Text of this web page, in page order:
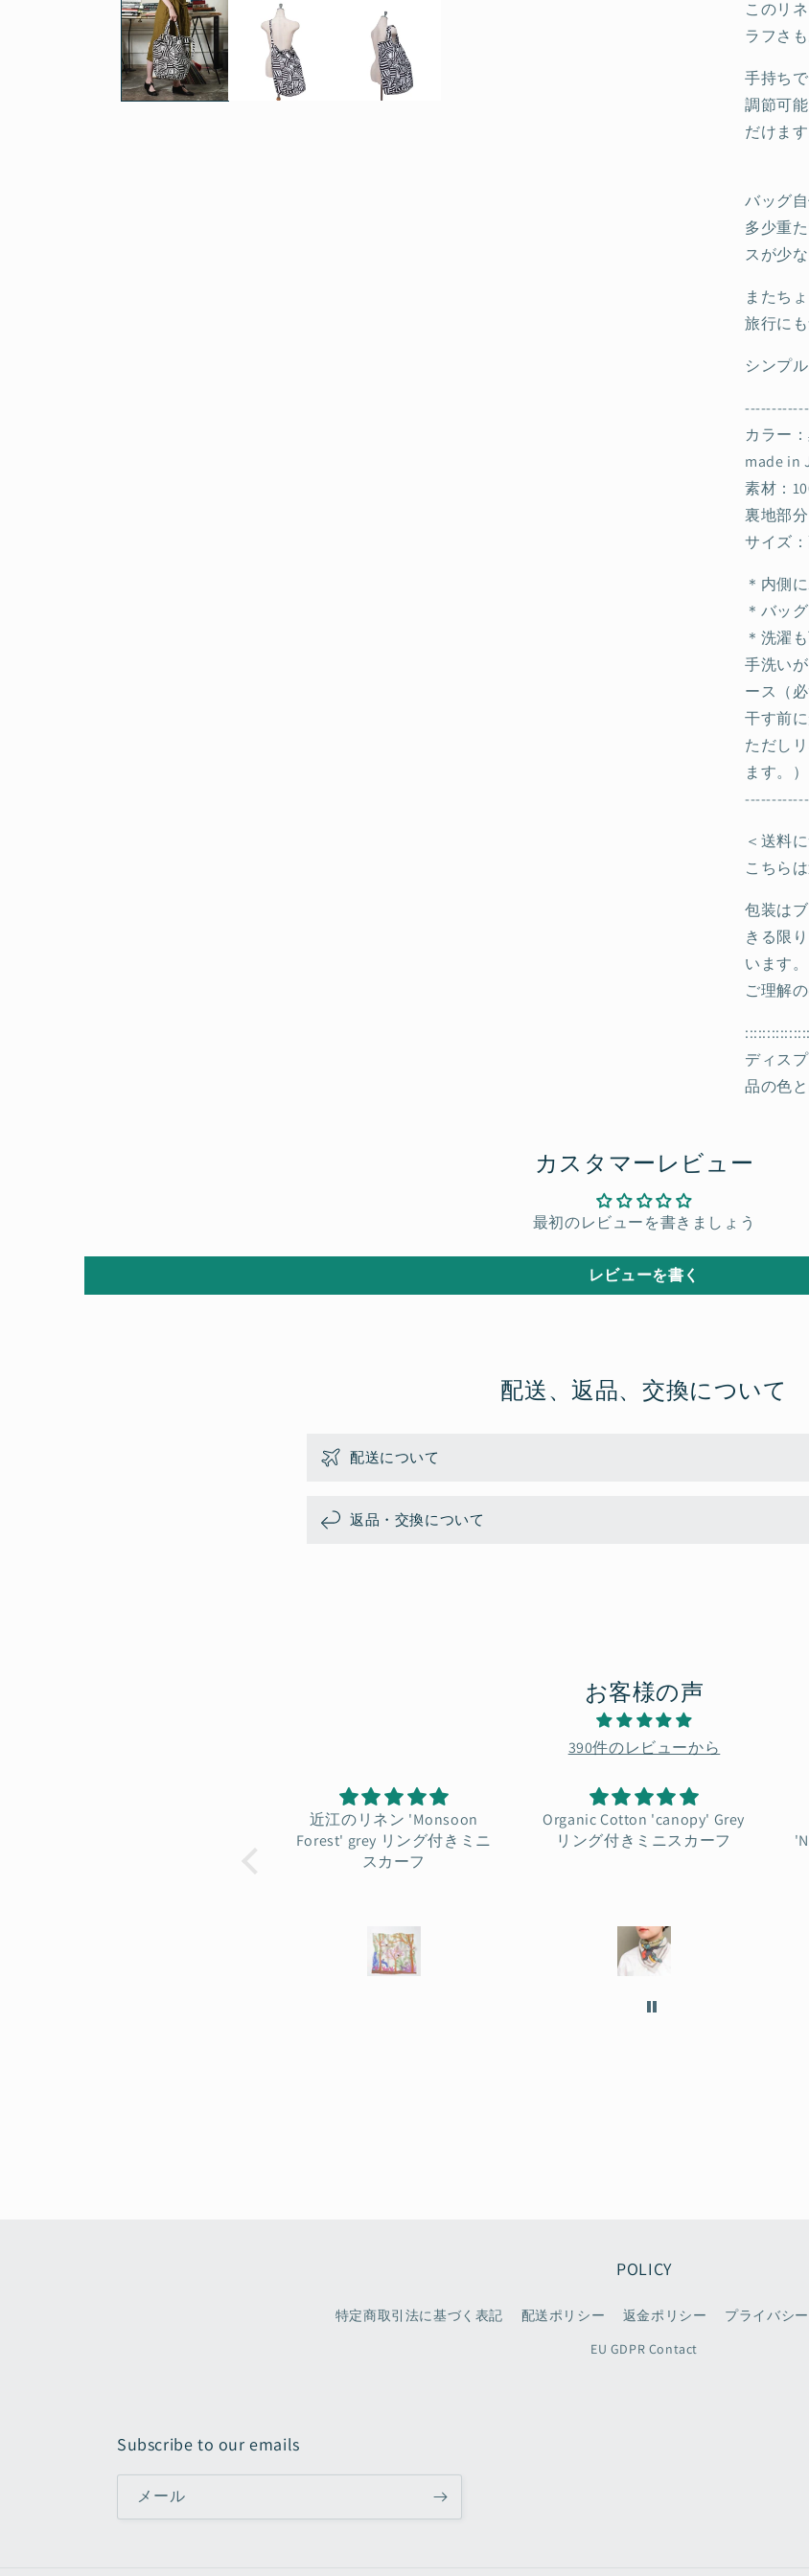
このリ
ラフさ
手持ち
調節可
だけます
バッグ
多少重
スが少
またち
旅行に
シンプ
カラー
made in
素材：
裏地部
サイズ
＊内側
＊バッ
＊洗濯
手洗い
ース（
干す前
ただし
ます。）
＜送料
こちら
包装は
きる限
います。
ご理解
ディス
品の色
カスタマーレビュー
最初のレビューを書きましょう
レビューを書く
配送、返品、交換について
配送について
返品・交換について
お客様の声
390件のレビューから
Organic Cotton 'canopy' Grey
リング付きミニスカーフ
Superfine Merino Wool
'Northern Soul' Beige 正方形
POLICY
特定商取引法に基づく表記 配送ポリシー 返金ポリシー プライバシ
EU GDPR Contact
Subscribe to our emails
メール